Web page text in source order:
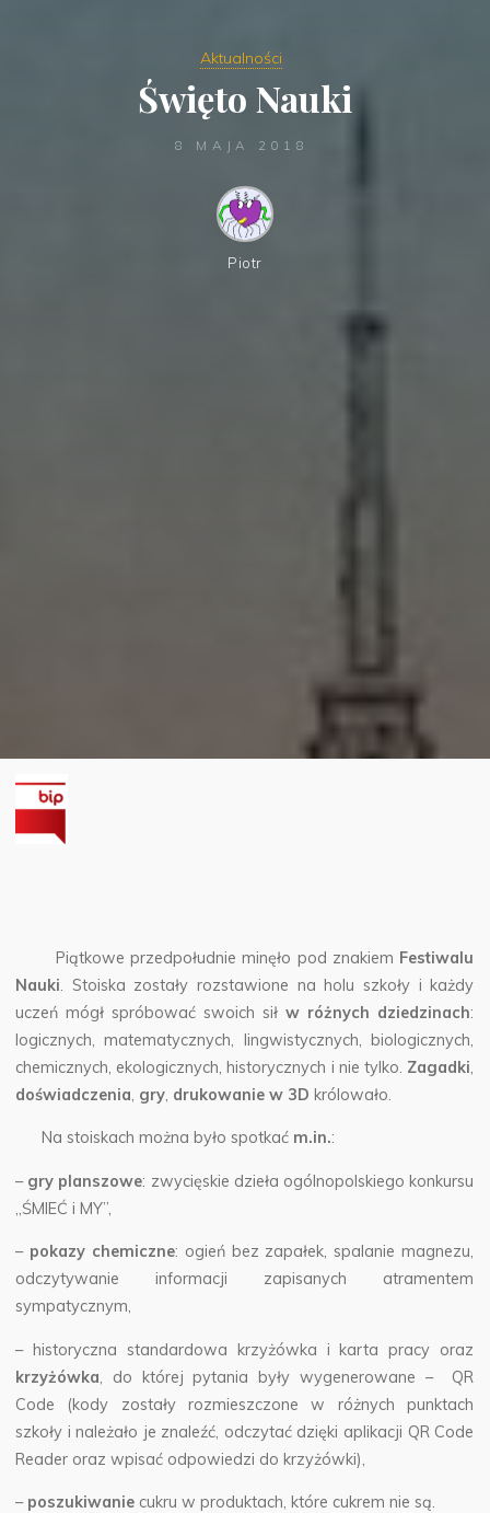
Aktualności
Święto Nauki
8 MAJA 2018
Piotr
Piątkowe przedpołudnie minęło pod znakiem Festiwalu
Nauki.Stoiska zostały rozstawione na holu szkoły i każdy
uczeń mógł spróbować swoich siłw różnych dziedzinach:
logicznych, matematycznych, lingwistycznych, biologicznych,
chemicznych, ekologicznych, historycznych i nie tylko. Zagadki,
doświadczenia, gry, drukowanie w 3D królowało.
Na stoiskach można było spotkać m.in.:
– gry planszowe: zwycięskie dzieła ogólnopolskiego konkursu
„ŚMIEĆ i MY”,
– pokazy chemiczne: ogień bez zapałek, spalanie magnezu,
odczytywanie informacji zapisanych atramentem
sympatycznym,
– historyczna standardowa krzyżówka i karta pracy oraz
krzyżówka , do której pytania były wygenerowane – QR
Code (kody zostały rozmieszczone w różnych punktach
szkoły i należało je znaleźć, odczytać dzięki aplikacji QR Code
Reader oraz wpisać odpowiedzi do krzyżówki),
– poszukiwanie cukru w produktach, które cukrem nie są.